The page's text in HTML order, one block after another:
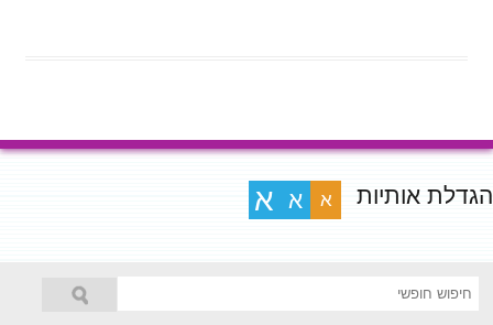
הגדלת אותיות א א א